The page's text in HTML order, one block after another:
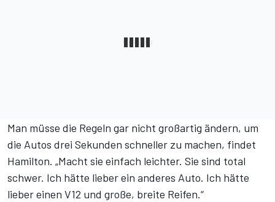
Man müsse die Regeln gar nicht großartig ändern, um
die Autos drei Sekunden schneller zu machen, findet
Hamilton. „Macht sie einfach leichter. Sie sind total
schwer. Ich hätte lieber ein anderes Auto. Ich hätte
lieber einen V12 und große, breite Reifen.“